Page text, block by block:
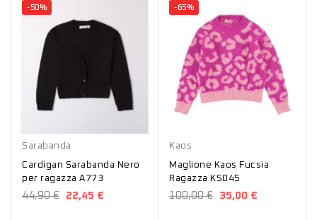
-50%
Sarabanda
Cardigan Sarabanda Nero
per ragazza A773
44,90 € 22,45 €
-65%
Kaos
Maglione Kaos Fucsia
Ragazza KS045
100,00 € 35,00 €